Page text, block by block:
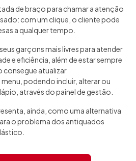
de braço para chamar a atenção
com um clique, o cliente pode
a qualquer tempo.
garçons mais livres para atender
e eficiência, além de estar sempre
consegue atualizar
podendo incluir, alterar ou
através do painel de gestão.
ainda, como uma alternativa
o problema dos antiquados